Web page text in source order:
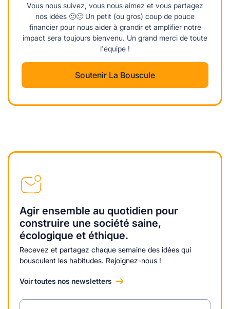
Vous nous suivez, vous nous aimez et vous partagez
nos idées 🙂🙂 Un petit (ou gros) coup de pouce
financier pour nous aider à grandir et amplifier notre
impact sera toujours bienvenu. Un grand merci de toute
l'équipe !
Soutenir La Bouscule
Agir ensemble au quotidien pour
construire une société saine,
écologique et éthique.
Recevez et partagez chaque semaine des idées qui
bousculent les habitudes. Rejoignez-nous !
Voir toutes nos newsletters